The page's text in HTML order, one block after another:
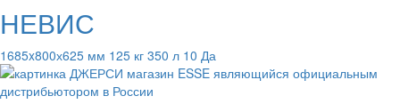
НЕВИС
1685x800х625 мм 125 кг 350 л 10 Да